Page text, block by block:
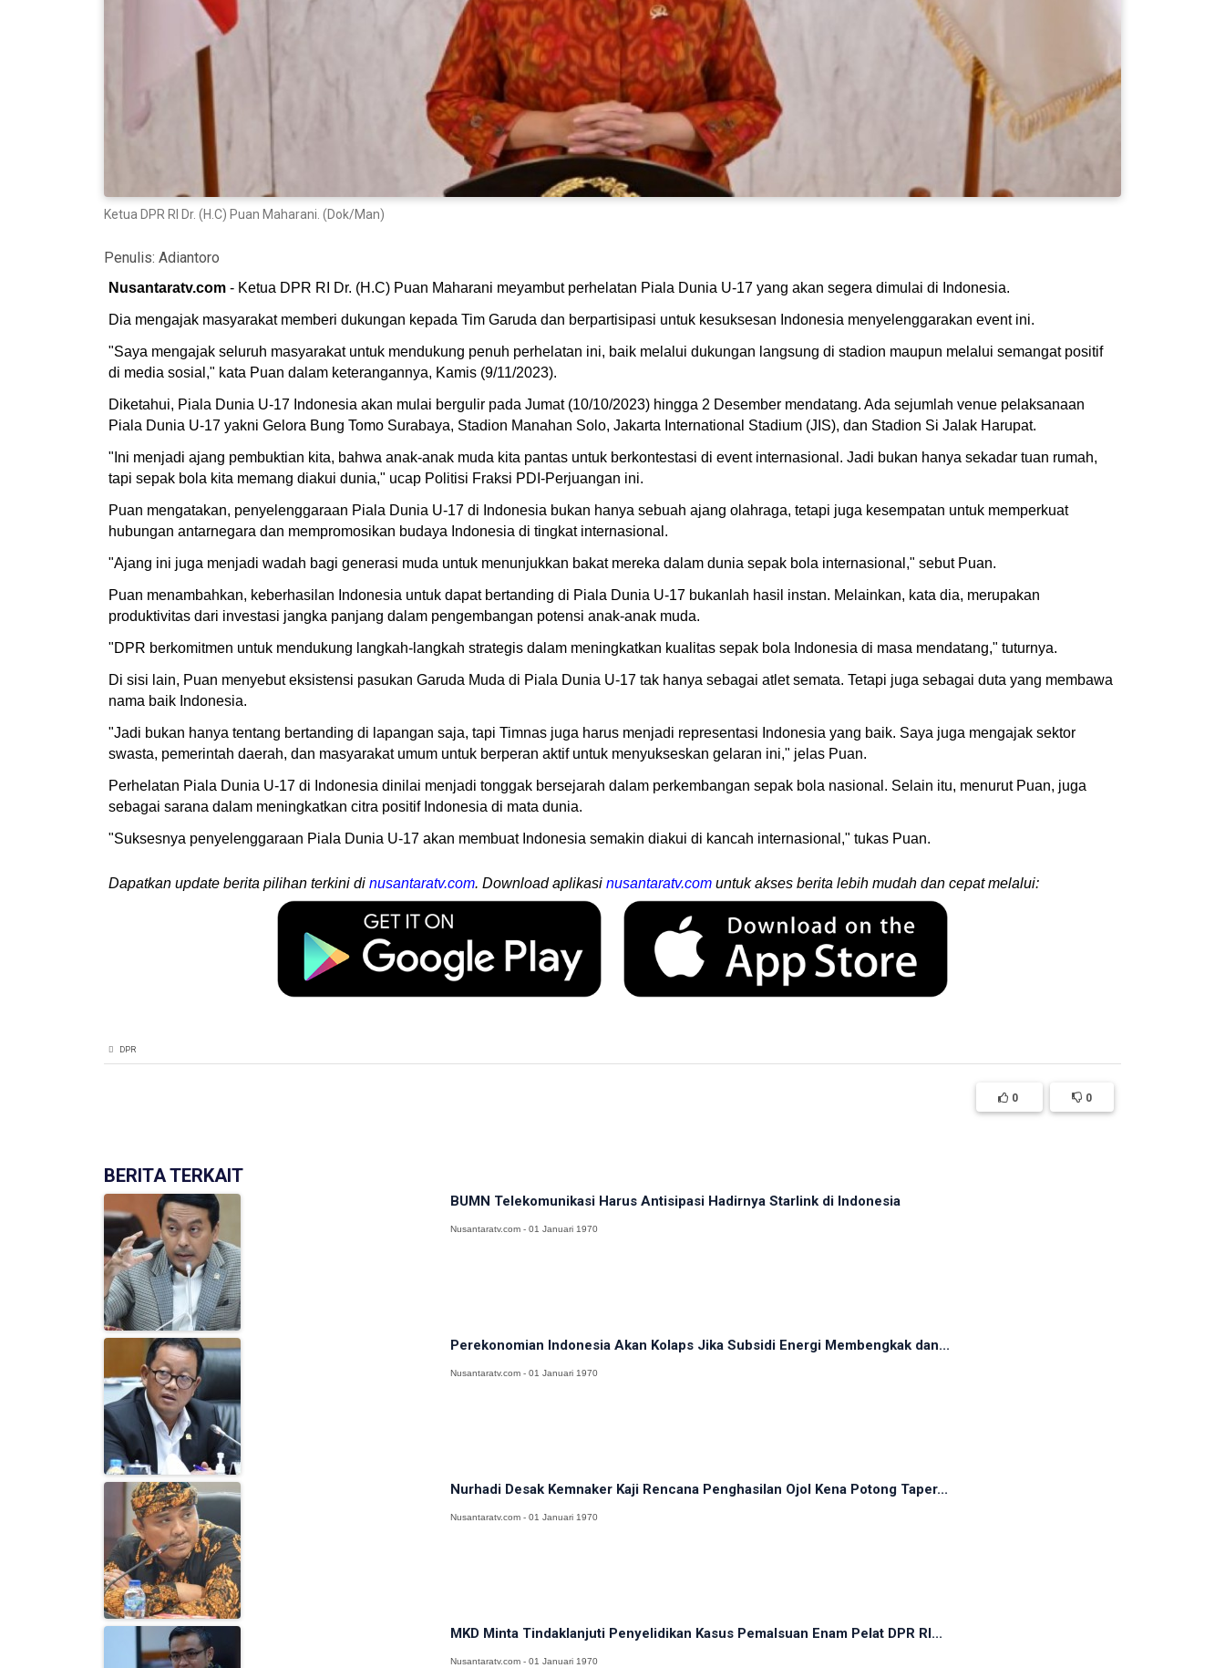
Ketua DPR RI Dr. (H.C) Puan Maharani. (Dok/Man)
Penulis: Adiantoro
Nusantaratv.com - Ketua DPR RI Dr. (H.C) Puan Maharani meyambut perhelatan Piala Dunia U-17 yang akan segera dimulai di Indonesia.
Dia mengajak masyarakat memberi dukungan kepada Tim Garuda dan berpartisipasi untuk kesuksesan Indonesia menyelenggarakan event ini.
"Saya mengajak seluruh masyarakat untuk mendukung penuh perhelatan ini, baik melalui dukungan langsung di stadion maupun melalui semangat positif
di media sosial," kata Puan dalam keterangannya, Kamis (9/11/2023).
Diketahui, Piala Dunia U-17 Indonesia akan mulai bergulir pada Jumat (10/10/2023) hingga 2 Desember mendatang. Ada sejumlah venue pelaksanaan
Piala Dunia U-17 yakni Gelora Bung Tomo Surabaya, Stadion Manahan Solo, Jakarta International Stadium (JIS), dan Stadion Si Jalak Harupat.
"Ini menjadi ajang pembuktian kita, bahwa anak-anak muda kita pantas untuk berkontestasi di event internasional. Jadi bukan hanya sekadar tuan rumah,
tapi sepak bola kita memang diakui dunia," ucap Politisi Fraksi PDI-Perjuangan ini.
Puan mengatakan, penyelenggaraan Piala Dunia U-17 di Indonesia bukan hanya sebuah ajang olahraga, tetapi juga kesempatan untuk memperkuat
hubungan antarnegara dan mempromosikan budaya Indonesia di tingkat internasional.
"Ajang ini juga menjadi wadah bagi generasi muda untuk menunjukkan bakat mereka dalam dunia sepak bola internasional," sebut Puan.
Puan menambahkan, keberhasilan Indonesia untuk dapat bertanding di Piala Dunia U-17 bukanlah hasil instan. Melainkan, kata dia, merupakan
produktivitas dari investasi jangka panjang dalam pengembangan potensi anak-anak muda.
"DPR berkomitmen untuk mendukung langkah-langkah strategis dalam meningkatkan kualitas sepak bola Indonesia di masa mendatang," tuturnya.
Di sisi lain, Puan menyebut eksistensi pasukan Garuda Muda di Piala Dunia U-17 tak hanya sebagai atlet semata. Tetapi juga sebagai duta yang membawa
nama baik Indonesia.
"Jadi bukan hanya tentang bertanding di lapangan saja, tapi Timnas juga harus menjadi representasi Indonesia yang baik. Saya juga mengajak sektor
swasta, pemerintah daerah, dan masyarakat umum untuk berperan aktif untuk menyukseskan gelaran ini," jelas Puan.
Perhelatan Piala Dunia U-17 di Indonesia dinilai menjadi tonggak bersejarah dalam perkembangan sepak bola nasional. Selain itu, menurut Puan, juga
sebagai sarana dalam meningkatkan citra positif Indonesia di mata dunia.
"Suksesnya penyelenggaraan Piala Dunia U-17 akan membuat Indonesia semakin diakui di kancah internasional," tukas Puan.
Dapatkan update berita pilihan terkini di nusantaratv.com. Download aplikasi nusantaratv.com untuk akses berita lebih mudah dan cepat melalui:
DPR
0 0
BERITA TERKAIT
BUMN Telekomunikasi Harus Antisipasi Hadirnya Starlink di Indonesia
Nusantaratv.com - 01 Januari 1970
Perekonomian Indonesia Akan Kolaps Jika Subsidi Energi Membengkak dan...
Nusantaratv.com - 01 Januari 1970
Nurhadi Desak Kemnaker Kaji Rencana Penghasilan Ojol Kena Potong Taper...
Nusantaratv.com - 01 Januari 1970
MKD Minta Tindaklanjuti Penyelidikan Kasus Pemalsuan Enam Pelat DPR RI...
Nusantaratv.com - 01 Januari 1970